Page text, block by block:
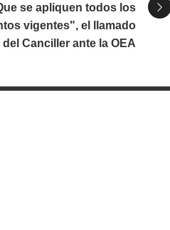
se apliquen todos los
vigentes", el llamado
del Canciller ante la OEA